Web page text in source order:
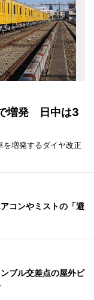
増発 日中は3
増発するダイヤ改正
コンやミストの「避
ブル交差点の屋外ビ